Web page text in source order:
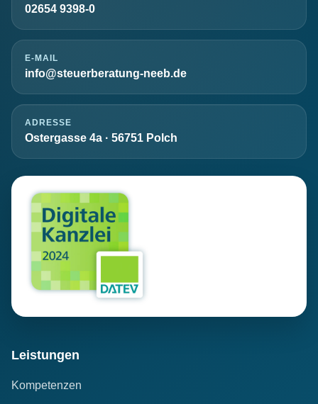
02654 9398-0
E-MAIL
info@steuerberatung-neeb.de
ADRESSE
Ostergasse 4a · 56751 Polch
Leistungen
Kompetenzen